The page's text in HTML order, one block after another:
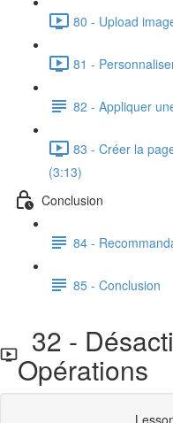
80 - Upload
81 -
82 - Appliquer
83 - Créer la
(3:13)
Conclusion
84 -
85 - Conclusion
32 -
Opérations